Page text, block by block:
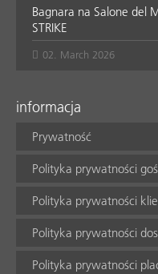
Bagnara na Salone del
STRIKE
02. March 2026
informacja
Prywatność
Polityka prywatności
Polityka prywatności
Polityka prywatności
Polityka prywatności